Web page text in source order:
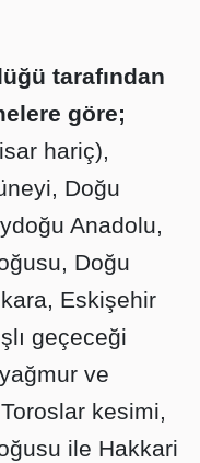
tarafından
göre;
hariç),
Doğu
Anadolu,
Doğu
Eskişehir
geçeceği
ve
kesimi,
ile Hakkari